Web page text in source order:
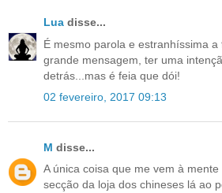
Lua disse...
É mesmo parola e estranhíssima a
grande mensagem, ter uma
detrás...mas é feia que dói!
02 fevereiro, 2017 09:13
M disse...
A única coisa que me vem à
secção da loja dos chineses lá ao